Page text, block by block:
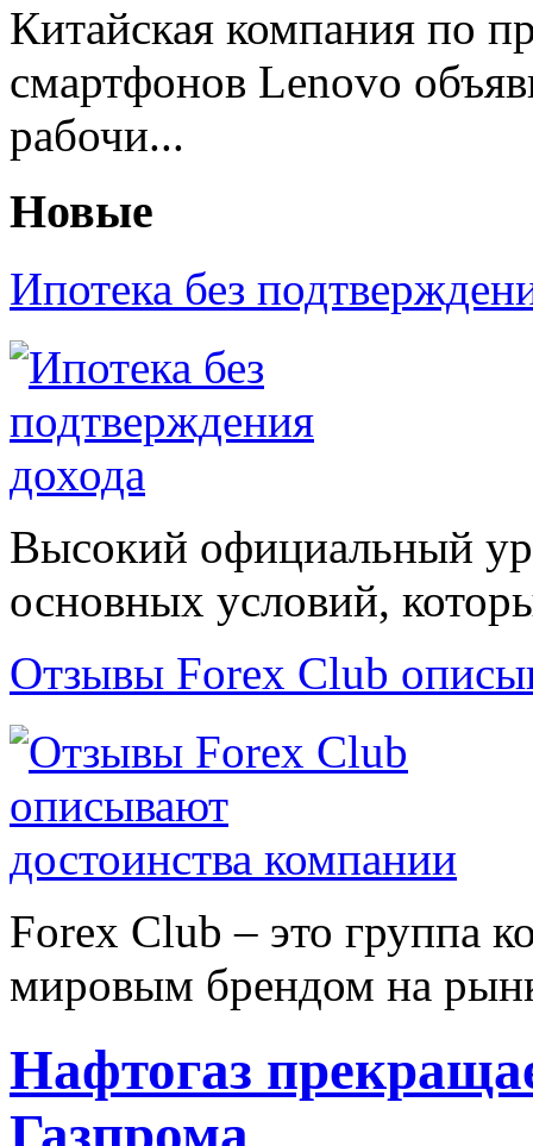
Китайская компания по
смартфонов Lenovo
рабочи...
Новые
Ипотека без
Высокий официальный
основных условий,
Отзывы Forex Сlub
Forex Сlub – это группа
мировым брендом на
Нафтогаз
Газпрома